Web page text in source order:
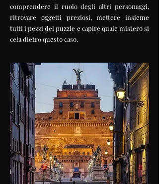
comprendere il ruolo degli altri personaggi,
ritrovare oggetti preziosi, mettere insieme
tutti i pezzi del puzzle e capire quale mistero si
cela dietro questo caso.